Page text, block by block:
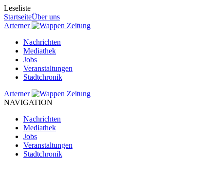
Leseliste
StartseiteÜber uns
Arterner
Zeitung
Nachrichten
Mediathek
Jobs
Veranstaltungen
Stadtchronik
Arterner
Zeitung
NAVIGATION
Nachrichten
Mediathek
Jobs
Veranstaltungen
Stadtchronik